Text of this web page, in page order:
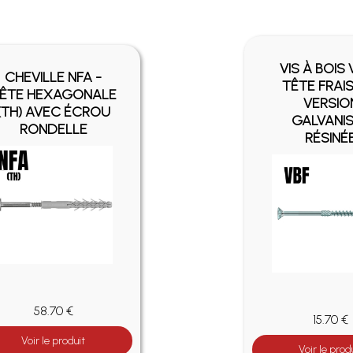
CHEVILLE NFA -
HEXAGONALE
AVEC ÉCROU
RONDELLE
58.70 €
Voir le produit
VIS À BOIS
TÊTE
15.70 €
Voir le